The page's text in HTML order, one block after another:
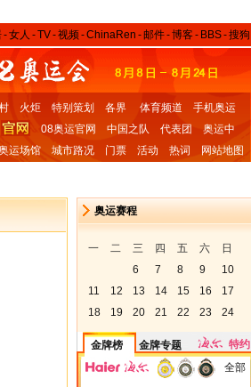
-女人 -TV-视频-ChinaRen -邮件-博客- BBS-搜狗
火炬 特别策划 各界 体育频道
手机奥运
08奥运官网 中国之队 代表团
奥运中
运场馆 城市路况 门票 活动 热词 网站地图
奥运赛程
一 二 三 四 五 六
日
6
7 8 9
10
11
12 13 14 15 16
17
18
19 20 21 22 23 24
金牌榜 金牌专题
特约
全部